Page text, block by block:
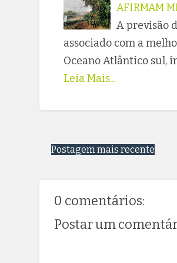
AFIRMAM
A previsão
associado com a
Oceano Atlântico sul,
Leia Mais...
Postagem mais recente
0 comentários:
Postar um